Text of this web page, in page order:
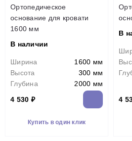
Ортопедическое
основание для кровати
1600 мм
В наличии
Ширина
1600 мм
Высота
300 мм
Глубина
2000 мм
4 530 ₽
Купить в один клик
В
4